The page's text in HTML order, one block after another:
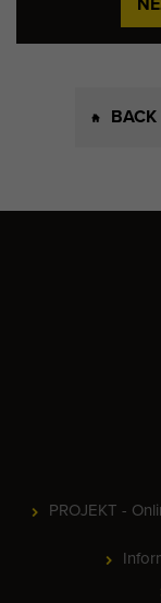
BACK
PROJEKT - Online rezervace